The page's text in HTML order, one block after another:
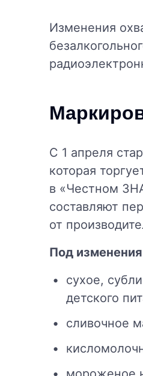
Изменения
С 1 апреля
которая
в «Честном
составляют
от
Под
сухое,
детского
сливочное